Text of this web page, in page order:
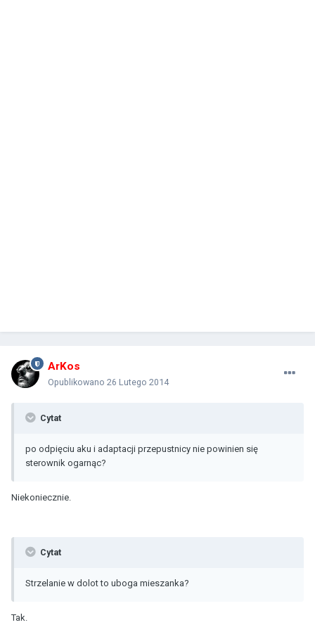
ArKos
Opublikowano 26 Lutego 2014
Cytat
po odpięciu aku i adaptacji przepustnicy nie powinien się
sterownik ogarnąc?
Niekoniecznie.
Cytat
Strzelanie w dolot to uboga mieszanka?
Tak.